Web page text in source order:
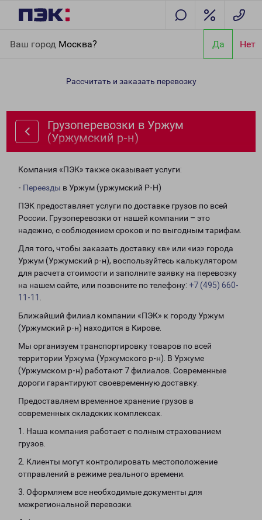
Ваш город Москва? Да Нет
р-н)
Рассчитать и заказать перевозку
Грузоперевозки в Уржум
(Уржумский р-н)
Компания «ПЭК» также оказывает услуги:
- Переезды в Уржум (уржумский Р-Н)
ПЭК предоставляет услуги по доставке грузов по всей
России. Грузоперевозки от нашей компании – это
надежно, с соблюдением сроков и по выгодным тарифам.
Для того, чтобы заказать доставку «в» или «из» города
Уржум (Уржумский р-н), воспользуйтесь калькулятором
для расчета стоимости и заполните заявку на перевозку
на нашем сайте, или позвоните по телефону: +7 (495) 660-
11-11
Ближайший филиал компании «ПЭК» к городу Уржум
(Уржумский р-н) находится в Кирове.
Мы организуем транспортировку товаров по всей
территории Уржума (Уржумского р-н). В Уржуме
(Уржумском р-н) работают 7 филиалов. Современные
дороги гарантируют своевременную доставку.
Предоставляем временное хранение грузов в
современных складских комплексах.
1. Наша компания работает с полным страхованием
грузов.
2. Клиенты могут контролировать местоположение
отправлений в режиме реального времени.
3. Оформляем все необходимые документы для
межрегиональной перевозки.